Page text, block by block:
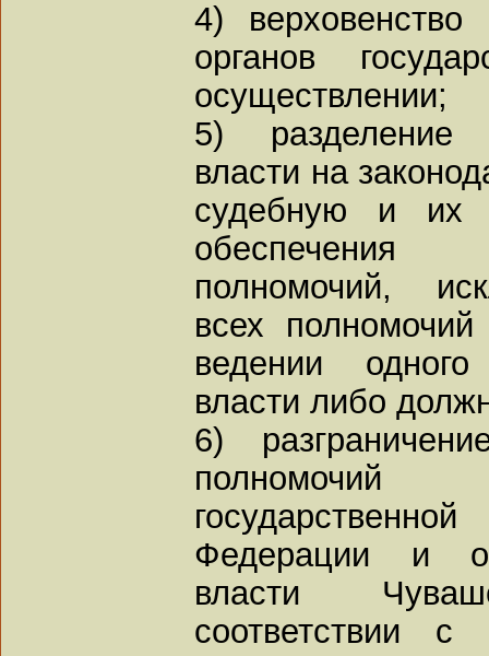
4)
органов
осуществлении;
5) разделение
власти на
судебную и их
обеспечения
полномочий,
всех
ведении одного
власти либо
6)
Федерации и
власти
соответствии с